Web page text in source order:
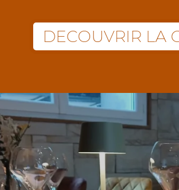
DECOUVRIR LA